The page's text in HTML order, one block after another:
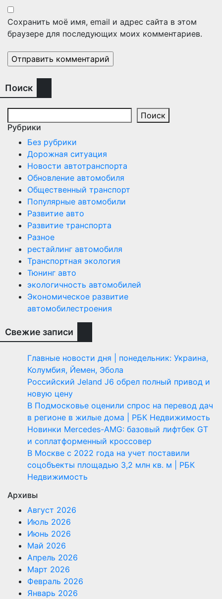
Сохранить моё имя, email и адрес сайта в этом
браузере для последующих моих комментариев.
Поиск
Поиск
Рубрики
Без рубрики
Дорожная ситуация
Новости автотранспорта
Обновление автомобиля
Общественный транспорт
Популярные автомобили
Развитие авто
Развитие транспорта
Разное
рестайлинг автомобиля
Транспортная экология
Тюнинг авто
экологичность автомобилей
Экономическое развитие
автомобилестроения
Свежие записи
Главные новости дня | понедельник: Украина,
Колумбия, Йемен, Эбола
Российский Jeland J6 обрел полный привод и
новую цену
В Подмосковье оценили спрос на перевод дач
в регионе в жилые дома | РБК Недвижимость
Новинки Mercedes-AMG: базовый лифтбек GT
и соплатформенный кроссовер
В Москве с 2022 года на учет поставили
соцобъекты площадью 3,2 млн кв. м | РБК
Недвижимость
Архивы
Август 2026
Июль 2026
Июнь 2026
Май 2026
Апрель 2026
Март 2026
Февраль 2026
Январь 2026